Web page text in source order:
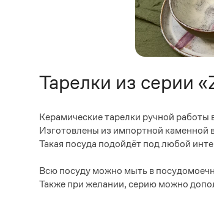
Тарелки из серии
Керамические тарелки ручной работы
Изготовлены из импортной каменной
Такая посуда подойдёт под любой
Всю посуду можно мыть в
Также при желании, серию можно